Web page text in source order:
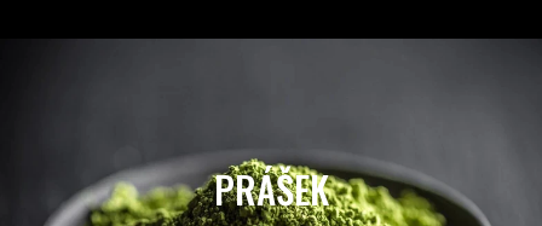
PRÁŠEK